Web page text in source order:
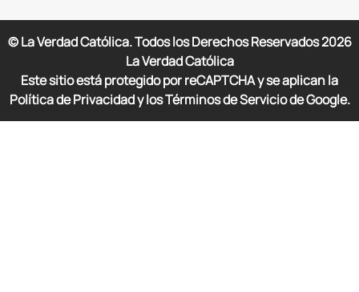
© La Verdad Católica. Todos los Derechos Reservados2026
La Verdad Católica
Este sitio está protegido por reCAPTCHA y se aplican la
Política de Privacidad y los Términos de Servicio de Google.